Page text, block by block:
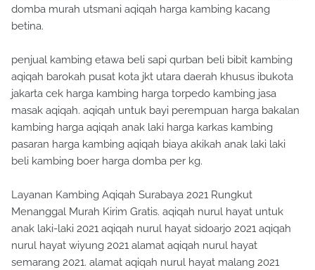
domba murah utsmani aqiqah harga kambing kacang
betina.
penjual kambing etawa beli sapi qurban beli bibit kambing
aqiqah barokah pusat kota jkt utara daerah khusus ibukota
jakarta cek harga kambing harga torpedo kambing jasa
masak aqiqah. aqiqah untuk bayi perempuan harga bakalan
kambing harga aqiqah anak laki harga karkas kambing
pasaran harga kambing aqiqah biaya akikah anak laki laki
beli kambing boer harga domba per kg.
Layanan Kambing Aqiqah Surabaya 2021 Rungkut
Menanggal Murah Kirim Gratis. aqiqah nurul hayat untuk
anak laki-laki 2021 aqiqah nurul hayat sidoarjo 2021 aqiqah
nurul hayat wiyung 2021 alamat aqiqah nurul hayat
semarang 2021. alamat aqiqah nurul hayat malang 2021